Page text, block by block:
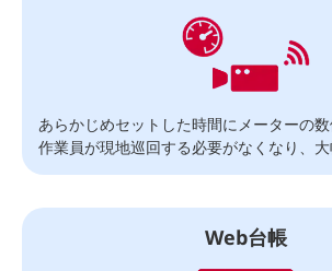
あらかじめセットした時間にメーターの
作業員が現地巡回する必要がなくなり、大
Web台帳